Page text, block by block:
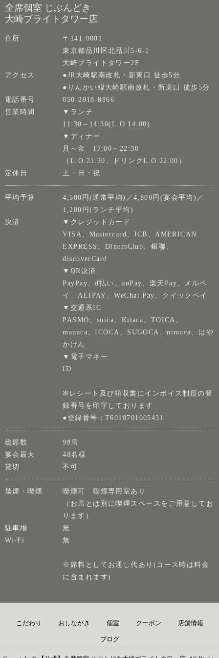
全席個室 じぶんどき
大崎ブライトタワー店
住所
〒141-0001
東京都品川区北品川5-6-1
大崎ブライトタワー2F
アクセス
●JR大崎駅南改札・新東口 徒歩5分
●りんかい線大崎駅南改札・新東口 徒歩5分
電話番号
050-2018-8866
営業時間
▼ランチ
11:30～14:30(L.O.14:00)
▼ディナー
月～金 17:00～22:30
（L.O.21:30、ドリンクL.O.22:00）
定休日
土・日・祝
平均予算
4,500円(通常平均)／4,800円(宴会平均)／
1,200円(ランチ平均)
決済
▼クレジットカード
VISA、Mastercard、JCB、AMERICAN
EXPRESS、DinersClub、銀聯、
discoverCard
▼QR決済
PayPay、d払い、auPay、楽天Pay、メルペ
イ、ALIPAY、WeChat Pay、クイックペイ
▼交通系IC
PASMO、suica、Kitaca、TOICA、
manaca、ICOCA、SUGOCA、nimoca、はや
かけん
▼電子マネー
ID
※レシート及び領収書にインボイス制度の登
録番号を印字しております
●登録番号：T6010701005431
総席数
98席
宴会最大
48名様
貸切
不可
禁煙・喫煙
喫煙可 喫煙専用室あり
（お席とは別に喫煙スペースをご用意してお
ります）
駐車場
無
Wi-Fi
無
※席料としてお通し代あり(コース時は料金
に含まれます)
こだわり おしながき 個室 クーポン 店舗情報
ブログ